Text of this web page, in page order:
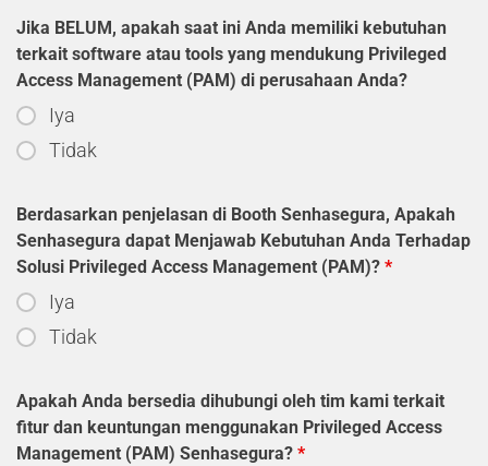
Jika BELUM, apakah saat ini Anda memiliki kebutuhan
terkait software atau tools yang mendukung Privileged
Access Management (PAM) di perusahaan Anda?
Iya
Tidak
Berdasarkan penjelasan di Booth Senhasegura, Apakah
Senhasegura dapat Menjawab Kebutuhan Anda Terhadap
Solusi Privileged Access Management (PAM)? *
Iya
Tidak
Apakah Anda bersedia dihubungi oleh tim kami terkait
fitur dan keuntungan menggunakan Privileged Access
Management (PAM) Senhasegura? *